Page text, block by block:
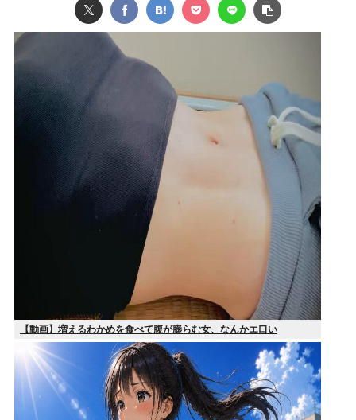
【動画】増えるわかめを食べて腹が膨らむ女、なんかエ口い